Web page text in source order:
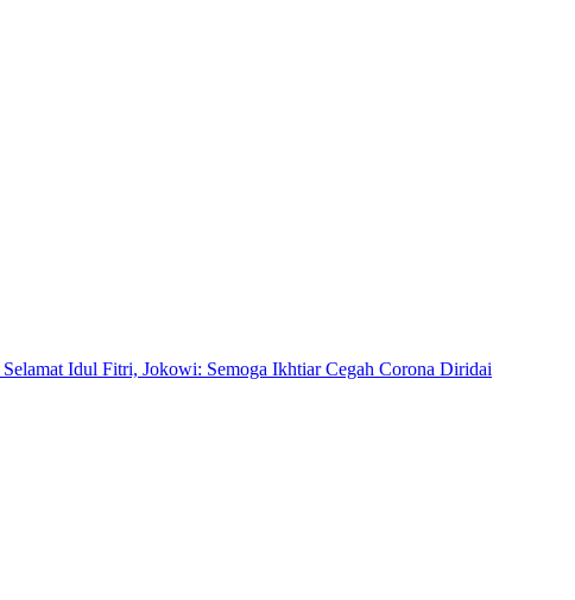
Idul Fitri, Jokowi: Semoga Ikhtiar Cegah Corona Diridai